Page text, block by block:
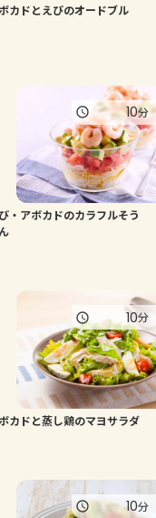
カドとえびのオードブル
・アボカドのカラフルそう
10分
カドと蒸し鶏のマヨサラダ
10分
10分